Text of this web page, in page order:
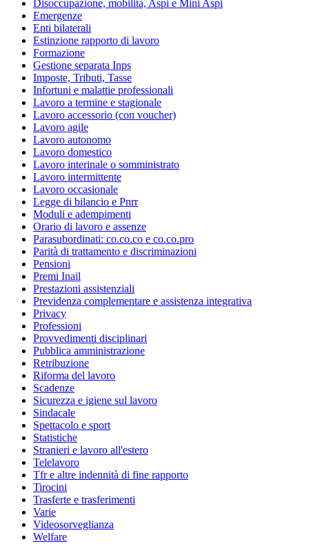
Disoccupazione, mobilità, Aspi e Mini Aspi
Emergenze
Enti bilaterali
Estinzione rapporto di lavoro
Formazione
Gestione separata Inps
Imposte, Tributi, Tasse
Infortuni e malattie professionali
Lavoro a termine e stagionale
Lavoro accessorio (con voucher)
Lavoro agile
Lavoro autonomo
Lavoro domestico
Lavoro interinale o somministrato
Lavoro intermittente
Lavoro occasionale
Legge di bilancio e Pnrr
Moduli e adempimenti
Orario di lavoro e assenze
Parasubordinati: co.co.co e co.co.pro
Parità di trattamento e discriminazioni
Pensioni
Premi Inail
Prestazioni assistenziali
Previdenza complementare e assistenza integrativa
Privacy
Professioni
Provvedimenti disciplinari
Pubblica amministrazione
Retribuzione
Riforma del lavoro
Scadenze
Sicurezza e igiene sul lavoro
Sindacale
Spettacolo e sport
Statistiche
Stranieri e lavoro all'estero
Telelavoro
Tfr e altre indennità di fine rapporto
Tirocini
Trasferte e trasferimenti
Varie
Videosorveglianza
Welfare